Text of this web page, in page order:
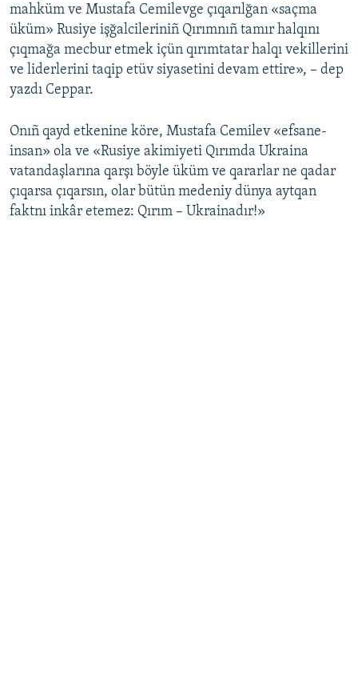
mahküm ve Mustafa Cemilevge çıqarılğan «saçma
üküm» Rusiye işğalcileriniñ Qırımnıñ tamır halqını
çıqmağa mecbur etmek içün qırımtatar halqı vekillerini
ve liderlerini taqip etüv siyasetini devam ettire», – dep
yazdı Ceppar.
Onıñ qayd etkenine köre, Mustafa Cemilev «efsane-
insan» ola ve «Rusiye akimiyeti Qırımda Ukraina
vatandaşlarına qarşı böyle üküm ve qararlar ne qadar
çıqarsa çıqarsın, olar bütün medeniy dünya aytqan
faktnı inkâr etemez: Qırım – Ukrainadır!»